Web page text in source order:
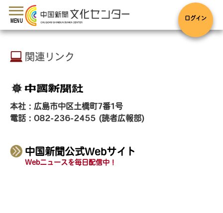
toggle
navigation
MENU ログイン
関連リンク
本社：広島市中区土橋町7番1号
電話：082-236-2455 (読者広報部)
中国新聞公式Webサイト
Webニュースを毎日配信中！